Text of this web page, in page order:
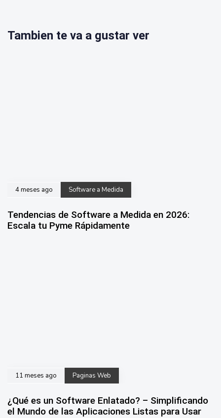
Tambien te va a gustar ver
4 meses ago Software a Medida
Tendencias de Software a Medida en 2026:
Escala tu Pyme Rápidamente
11 meses ago Paginas Web
¿Qué es un Software Enlatado? – Simplificando
el Mundo de las Aplicaciones Listas para Usar